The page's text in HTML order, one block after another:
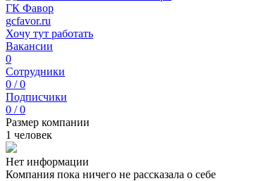
ГК Фавор
gcfavor.ru
Хочу тут работать
Вакансии
0
Сотрудники
0 / 0
Подписчики
0 / 0
Размер компании
1 человек
Нет информации
Компания пока ничего не рассказала о себе